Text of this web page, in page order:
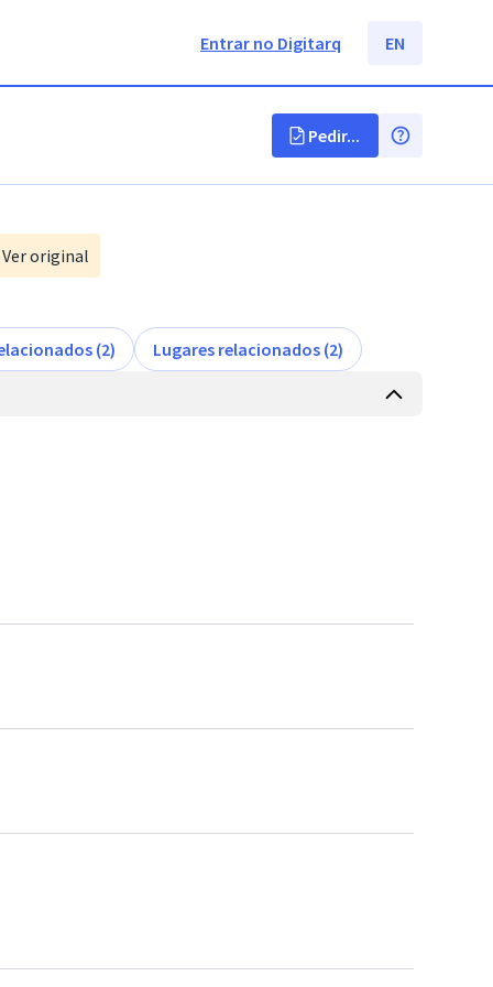
Entrar no Digitarq EN
Pedir...
original
(2) Lugares relacionados (2)